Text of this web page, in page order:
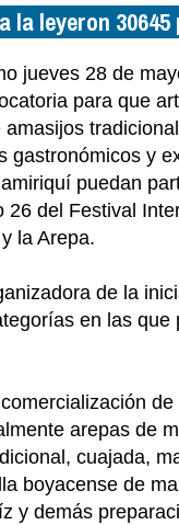
la leyeron
jueves 28 de
para que
amasijos
gastronómicos y
puedan
26 del Festival
la Arepa.
de la
en las que
arepas de
cuajada,
boyacense de
y demás